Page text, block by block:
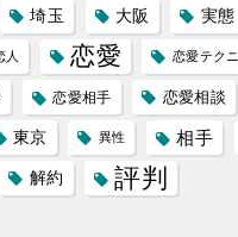
埼玉 大阪 実態
人 恋愛 恋愛テク
恋愛相手 恋愛相談
東京 異性 相手
解約 評判